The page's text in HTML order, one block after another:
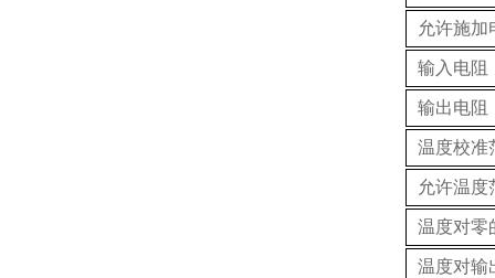
允许施加
输入电阻
输出电阻
温度校准
允许温度
温度对零
温度对输